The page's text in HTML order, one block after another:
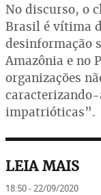
No discurso, o
Brasil é vítima
desinformação
Amazônia e no
organizações
impatrióticas”.
LEIA MAIS
18:50 - 22/09/2020